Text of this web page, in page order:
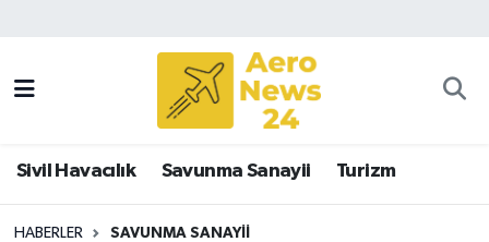
Sivil Havacılık Savunma Sanayii Turizm
HABERLER SAVUNMA SANAYII